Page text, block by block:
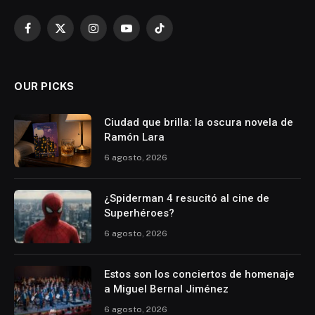
Facebook
X
InstagramYouTubeTikTok
OUR PICKS
Ciudad que brilla: la oscura novela de
Ramón Lara
6 agosto, 2026
¿Spiderman 4 resucitó al cine de
Superhéroes?
6 agosto, 2026
Estos son los conciertos de homenaje
a Miguel Bernal Jiménez
6 agosto, 2026